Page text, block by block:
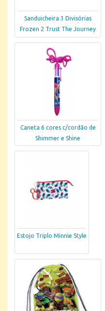
Sanduicheira 3 Divisórias
Frozen 2 Trust The Journey
Caneta 6 cores c/cordão de
Shimmer e Shine
Estojo Triplo Minnie Style